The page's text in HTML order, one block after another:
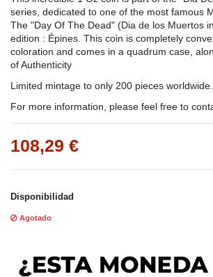
series, dedicated to one of the most famous
The "Day Of The Dead" (Dia de los Muertos
edition : Épines. This coin is completely
coloration and comes in a quadrum case,
of Authenticity
Limited mintage to only 200 pieces worldwide.
For more information, please feel free to
108,29 €
Disponibilidad
Agotado